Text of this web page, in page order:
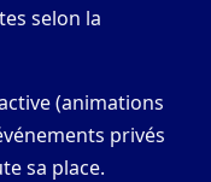
selon la
(animations
privés
sa place.